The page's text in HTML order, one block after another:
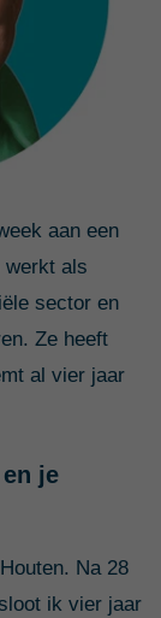
aan een
werkt als
sector en
Ze heeft
al vier jaar
je
Na 28
ik vier jaar